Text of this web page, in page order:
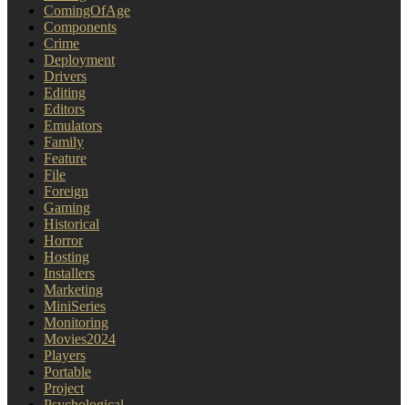
ComingOfAge
Components
Crime
Deployment
Drivers
Editing
Editors
Emulators
Family
Feature
File
Foreign
Gaming
Historical
Horror
Hosting
Installers
Marketing
MiniSeries
Monitoring
Movies2024
Players
Portable
Project